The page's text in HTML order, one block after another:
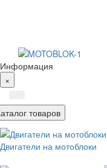
Информация
×
товаров
Двигатели на мотоблоки